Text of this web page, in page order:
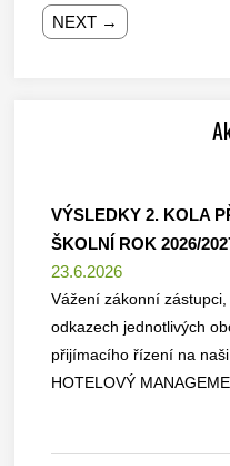
NEXT →
VÝSLEDKY 2. KOLA
ŠKOLNÍ ROK 2026/
23.6.2026
Vážení zákonní
odkazech jednotlivých
přijímacího řízení na
HOTELOVÝ